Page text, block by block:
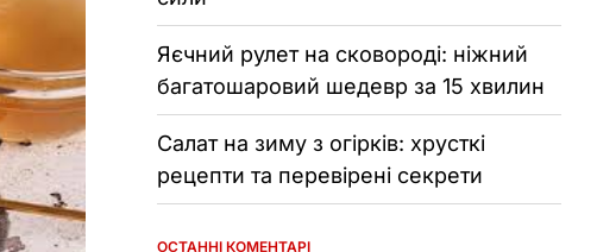
Яєчний рулет на сковороді: ніжний
багатошаровий шедевр за 15 хвилин
Салат на зиму з огірків: хрусткі
рецепти та перевірені секрети
ОСТАННІ КОМЕНТАРІ